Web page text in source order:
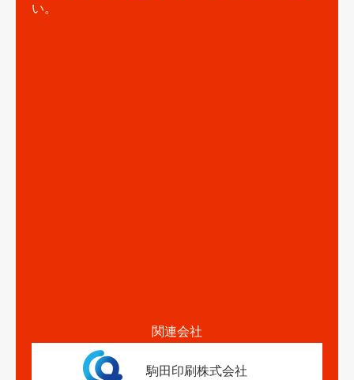
い。
関連会社
駒田印刷株式会社